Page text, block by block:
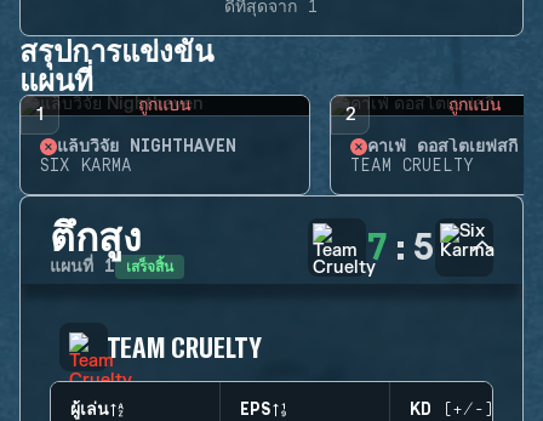
ดีที่สุดจาก 1
สรุปการแข่งขัน
แผนที่
1 ถูกแบน
แล็บวิจัย NIGHTHAVEN
SIX KARMA
2 ถูกแบน
คาเฟ่ ดอสโตเยฟสกี้
TEAM CRUELTY
ตึกสูง
แผนที่ 1 เสร็จสิ้น 7 : 5
TEAM CRUELTY
ผู้เล่น EPS KD (+/-)